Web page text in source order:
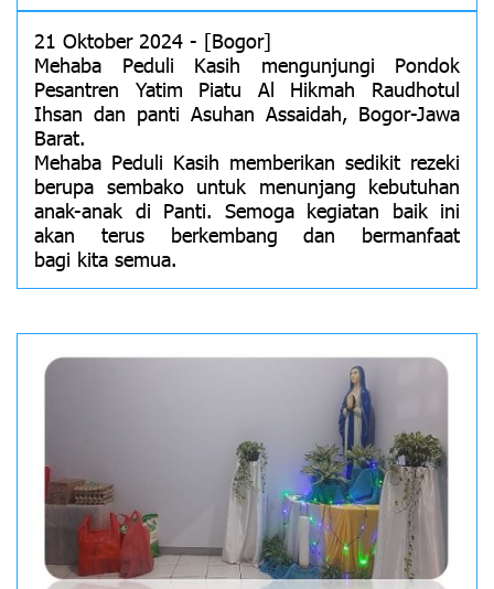
21 Oktober 2024 - [Bogor]
Mehaba Peduli Kasih mengunjungi Pondok
Pesantren Yatim Piatu Al Hikmah Raudhotul
Ihsan dan panti Asuhan Assaidah, Bogor-Jawa
Barat.
Mehaba Peduli Kasih memberikan sedikit rezeki
berupa sembako untuk menunjang kebutuhan
anak-anak di Panti. Semoga kegiatan baik ini
akan terus berkembang dan bermanfaat
bagi kita semua.